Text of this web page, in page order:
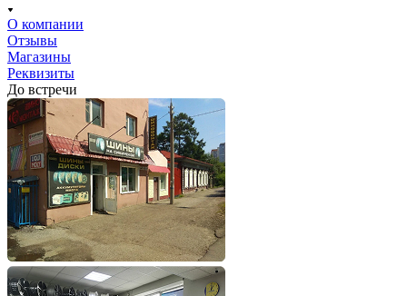
О компании
Отзывы
Магазины
Реквизиты
До встречи